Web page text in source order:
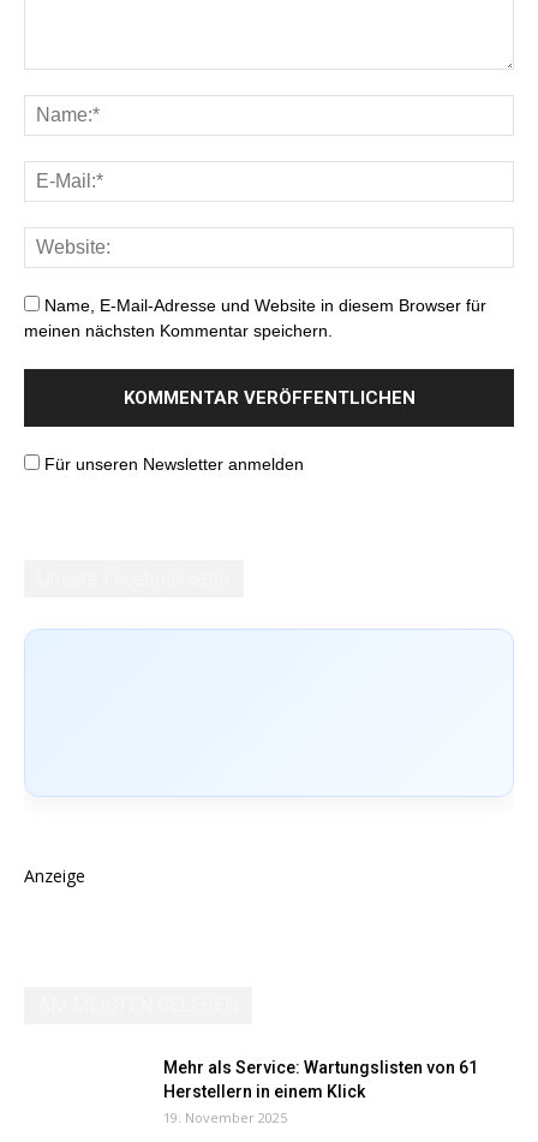
Name, E-Mail-Adresse und Website in diesem Browser für
meinen nächsten Kommentar speichern.
Für unseren Newsletter anmelden
Anzeige
Mehr als Service: Wartungslisten von 61
Herstellern in einem Klick
19. November 2025